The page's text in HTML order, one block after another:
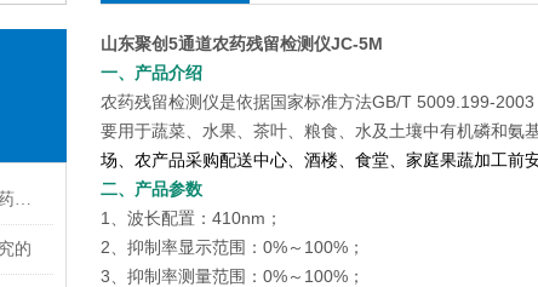
不要再忽视农药残留问题，聚创农药残留检测仪来帮您！
的
山东聚创5通道农药残留检测仪JC-5M
一、产品介绍
农药残留检测仪是依据国家标准方法GB/T 5009.199-
要用于蔬菜、水果、茶叶、粮食、水及土壤中有机磷和氨
场、农产品采购配送中心、酒楼、食堂、家庭果蔬加工前安
二、产品参数
1、波长配置：410nm；
2、抑制率显示范围：0%～100%；
3、抑制率测量范围：0%～100%；